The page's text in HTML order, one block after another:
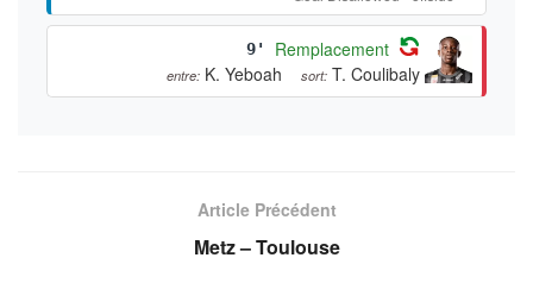
9' Remplacement
entre: K. Yeboah sort: T. Coulibaly
Article Précédent
Metz – Toulouse